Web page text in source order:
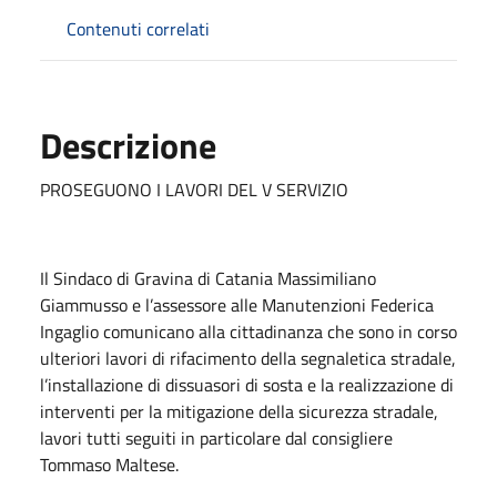
Contenuti correlati
Descrizione
PROSEGUONO I LAVORI DEL V SERVIZIO
Il Sindaco di Gravina di Catania Massimiliano
Giammusso e l’assessore alle Manutenzioni Federica
Ingaglio comunicano alla cittadinanza che sono in corso
ulteriori lavori di rifacimento della segnaletica stradale,
l’installazione di dissuasori di sosta e la realizzazione di
interventi per la mitigazione della sicurezza stradale,
lavori tutti seguiti in particolare dal consigliere
Tommaso Maltese.